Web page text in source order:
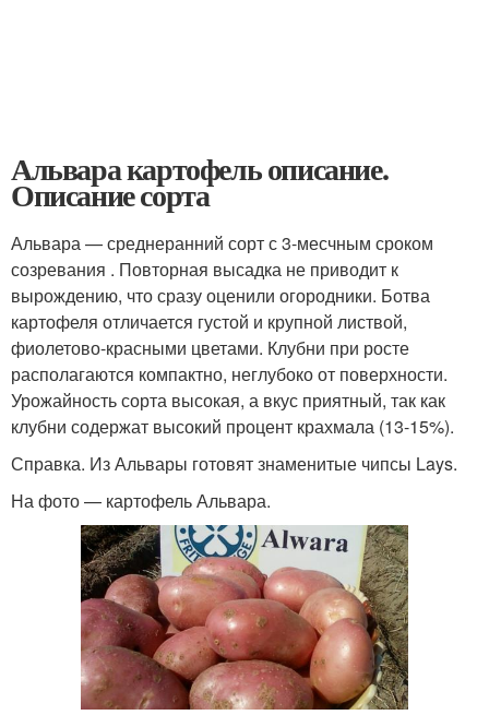
Альвара картофель описание.
Описание сорта
Альвара — среднеранний сорт с 3-месчным сроком
созревания . Повторная высадка не приводит к
вырождению, что сразу оценили огородники. Ботва
картофеля отличается густой и крупной листвой,
фиолетово-красными цветами. Клубни при росте
располагаются компактно, неглубоко от поверхности.
Урожайность сорта высокая, а вкус приятный, так как
клубни содержат высокий процент крахмала (13-15%).
Справка. Из Альвары готовят знаменитые чипсы Lays.
На фото — картофель Альвара.